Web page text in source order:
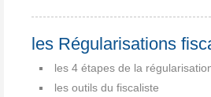
les Régularisations
les 4 étapes de la
les outils du fiscaliste